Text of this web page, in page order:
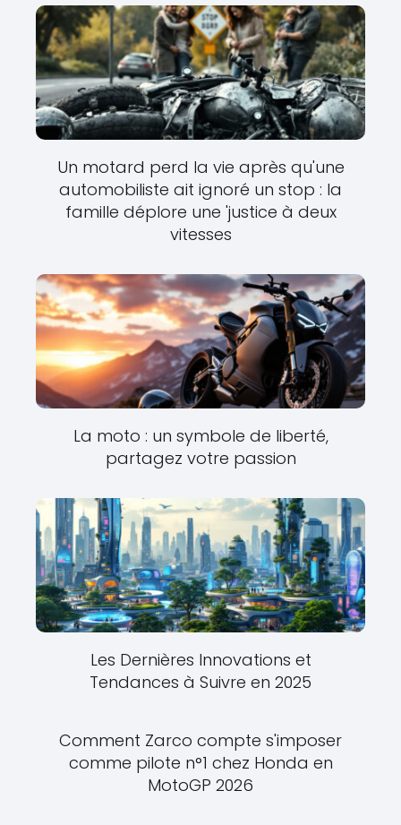
Un motard perd la vie après qu'une
automobiliste ait ignoré un stop : la
famille déplore une 'justice à deux
vitesses
La moto : un symbole de liberté,
partagez votre passion
Les Dernières Innovations et
Tendances à Suivre en 2025
Comment Zarco compte s'imposer
comme pilote n°1 chez Honda en
MotoGP 2026